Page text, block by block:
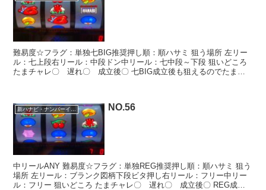
難易度☆フラグ：単独七BIG推奨押し順：順ハサミ 狙う場所 左リー
ル：七上段右リール：中段ドン中リール：七中段～下段 狙いどころ
たまチャレ〇 遅れ〇 成立後〇 七BIG成立後も狙えるのでたまや
新ハナビ・ナンバーイーツ NO.56
中リールANY 難易度☆フラグ：単独REG推奨押し順：順ハサミ 狙う
場所 左リール：ブランク図柄下段ビタ押し右リール：フリー中リー
ル：フリー 狙いどころ たまチャレ〇 遅れ〇 成立後〇 REG成立